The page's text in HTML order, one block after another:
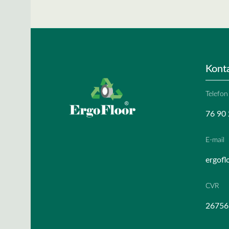
Telefon
76 90
E-mail
CVR